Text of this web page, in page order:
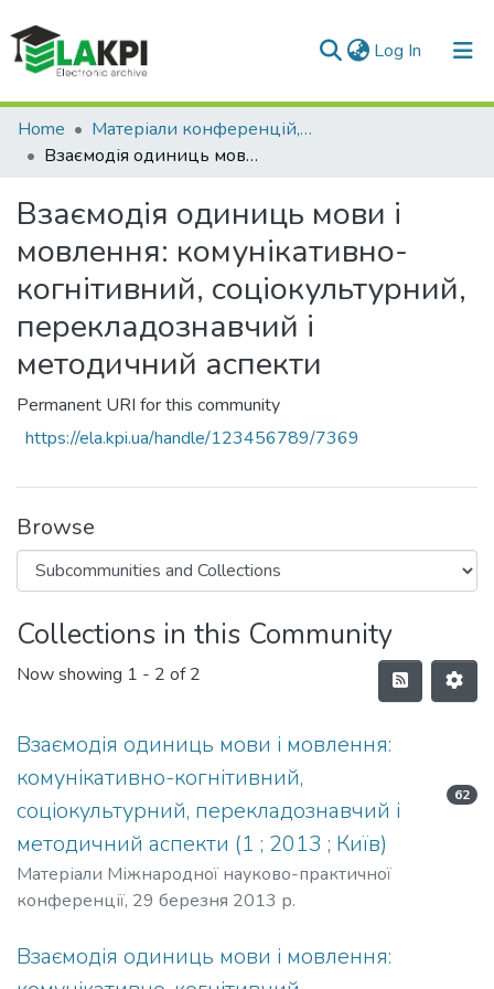
Log In (current)
Communities & Collections
All of DSpace
Statistics
Home
Матеріали конференцій, семінарів і т.п.
Взаємодія одиниць мови і мовлення: комунікативно-когнітивний, соціокультурний, перекладознавчий і методичний аспекти
Взаємодія одиниць мови і
мовлення: комунікативно-
когнітивний, соціокультурний,
перекладознавчий і
методичний аспекти
Permanent URI for this community
https://ela.kpi.ua/handle/123456789/7369
Browse
Collections in this Community
Now showing 1 - 2 of 2
Взаємодія одиниць мови і мовлення:
комунікативно-когнітивний,
соціокультурний, перекладознавчий і
методичний аспекти (1 ; 2013 ; Київ)
62
Матеріали Міжнародної науково-практичної
конференції, 29 березня 2013 р.
Взаємодія одиниць мови і мовлення: